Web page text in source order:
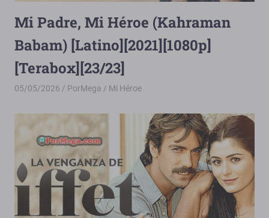
Mi Padre, Mi Héroe (Kahraman
Babam) [Latino][2021][1080p]
[Terabox][23/23]
05/05/2026 PorMega Mi Héroe